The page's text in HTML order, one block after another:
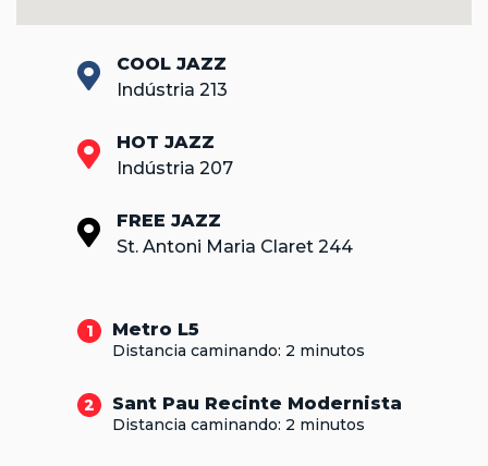
COOL JAZZ
Indústria 213
HOT JAZZ
Indústria 207
FREE JAZZ
St. Antoni Maria Claret 244
1 Metro L5
Distancia caminando: 2 minutos
2 Sant Pau Recinte Modernista
Distancia caminando: 2 minutos